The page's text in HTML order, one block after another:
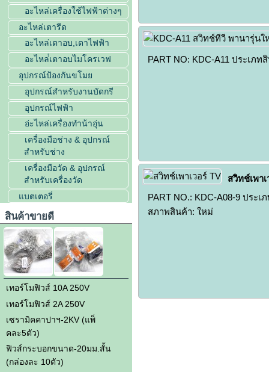
อะไหล่เครื่องใช้ไฟฟ้าต่างๆ
อะไหล่เตารีด
อะไหล่เตาอบ,เตาไฟฟ้า
อะไหล่่เตาอบไมโครเวฟ
อุปกรณ์ป้องกันขโมย
อุปกรณ์สำหรับงานบัดกรี
อุปกรณ์ไฟฟ้า
อ่ะไหล่เครื่องทำน้าอุ่น
เครื่องมือช่าง & อุปกรณ์
สำหรับช่าง
เครื่องมือวัด & อุปกรณ์
สำหรับเครื่องวัด
แบตเตอรี่
สินค้าขายดี
เทอร์โมฟิวส์ 10A 250V
เทอร์โมฟิวส์ 2A 250V
เซรามิคคาปาฯ-2KV (แพ็
คละ5ตัว)
ฟิวส์กระบอกขนาด-20มม.สั้น
(กล่องละ 10ตัว)
PART NO: KDC-A11 ประเ
สวิทช์เพา
PART NO.: KDC-A08-9 ประ
สภาพสินค้า: ใหม่